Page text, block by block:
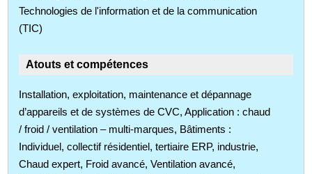
Technologies de l'information et de la communication
(TIC)
Atouts et compétences
Installation, exploitation, maintenance et dépannage
d’appareils et de systèmes de CVC, Application : chaud
/ froid / ventilation – multi-marques, Bâtiments :
Individuel, collectif résidentiel, tertiaire ERP, industrie,
Chaud expert, Froid avancé, Ventilation avancé,